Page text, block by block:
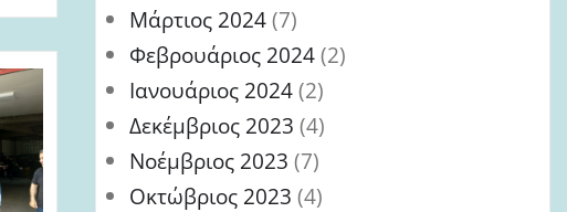
Μάρτιος 2024(7)
Φεβρουάριος 2024(2)
Ιανουάριος 2024(2)
Δεκέμβριος 2023 (4)
Νοέμβριος 2023 (7)
Οκτώβριος 2023 (4)